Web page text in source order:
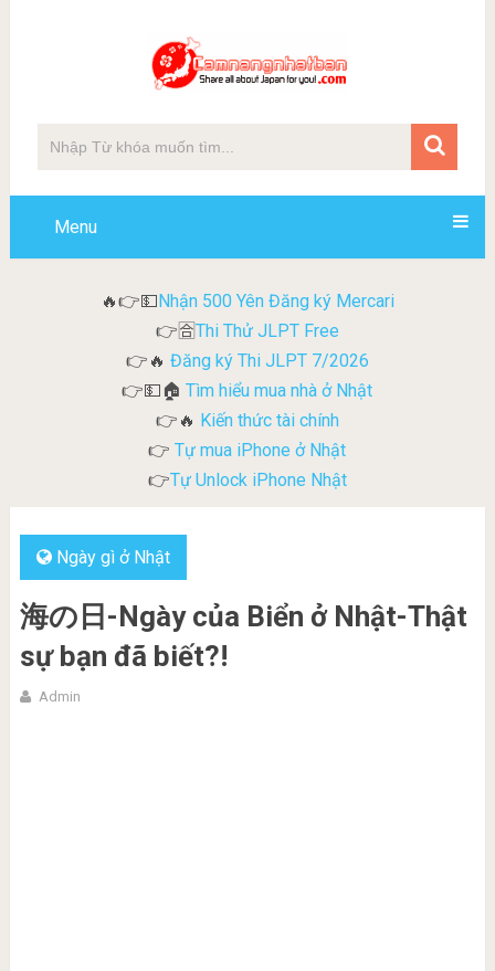
Menu
🔥👉💵Nhận 500 Yên Đăng ký Mercari
👉🈴Thi Thử JLPT Free
👉🔥 Đăng ký Thi JLPT 7/2026
👉💵🏠Tìm hiểu mua nhà ở Nhật
👉🔥 Kiến thức tài chính
👉 Tự mua iPhone ở Nhật
👉Tự Unlock iPhone Nhật
Ngày gì ở Nhật
海の日-Ngày của Biển ở Nhật-Thật
sự bạn đã biết?!
Admin